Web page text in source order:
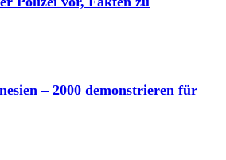
– 2000 demonstrieren für